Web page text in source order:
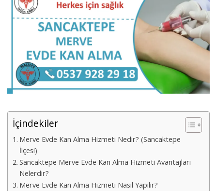
İçindekiler
Merve Evde Kan Alma Hizmeti Nedir? (Sancaktepe
İlçesi)
Sancaktepe Merve Evde Kan Alma Hizmeti Avantajları
Nelerdir?
Merve Evde Kan Alma Hizmeti Nasıl Yapılır?